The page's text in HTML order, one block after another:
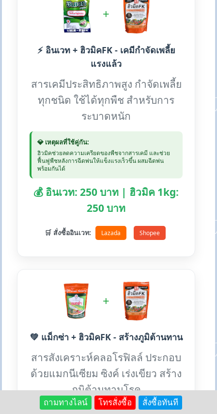
+
⚡ อินเวท + ฮิวมิคFK - เคมีกำจัดเพลี้ย
แรงแล้ว
สารเคมีประสิทธิภาพสูง กำจัดเพลี้ย
ทุกชนิด ใช้ได้ทุกพืช สำหรับการ
ระบาดหนัก
💎 เหตุผลที่ใช้คู่กัน:
ฮิวมิคช่วยลดความเครียดของพืชจากสารเคมี และช่วย
ฟื้นฟูพืชหลังการฉีดพ่นให้แข็งแรงเร็วขึ้น ผสมฉีดพ่น
พร้อมกันได้
💰 อินเวท: 250 บาท | ฮิวมิค 1kg:
250 บาท
🛒 สั่งซื้ออินเวท: Lazada Shopee
+
💚 แม็กซ่า + ฮิวมิคFK - สร้างภูมิต้านทาน
สารสังเคราะห์คลอโรฟิลล์ ประกอบ
ด้วยแมกนีเซียม ซิงค์ เร่งเขียว สร้าง
ภูมิต้านทานโรค
ถามทางไลน์ โทรสั่งซื้อ สั่งซื้อทันที